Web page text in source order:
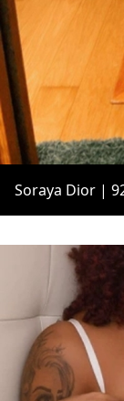
Soraya Dior |